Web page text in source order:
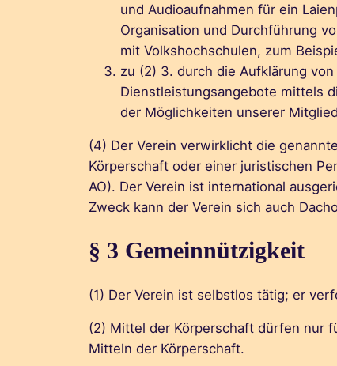
und Audioaufnahmen für ein
Organisation und Durchführung
mit Volkshochschulen, zum
zu (2) 3. durch die Aufklärung
Dienstleistungsangebote mittels
der Möglichkeiten unserer
(4) Der Verein verwirklicht die
Körperschaft oder einer juristischen
AO). Der Verein ist international
Zweck kann der Verein sich auch
§ 3 Gemeinnützigkeit
(1) Der Verein ist selbstlos tätig; er
(2) Mittel der Körperschaft dürfen nur
Mitteln der Körperschaft.